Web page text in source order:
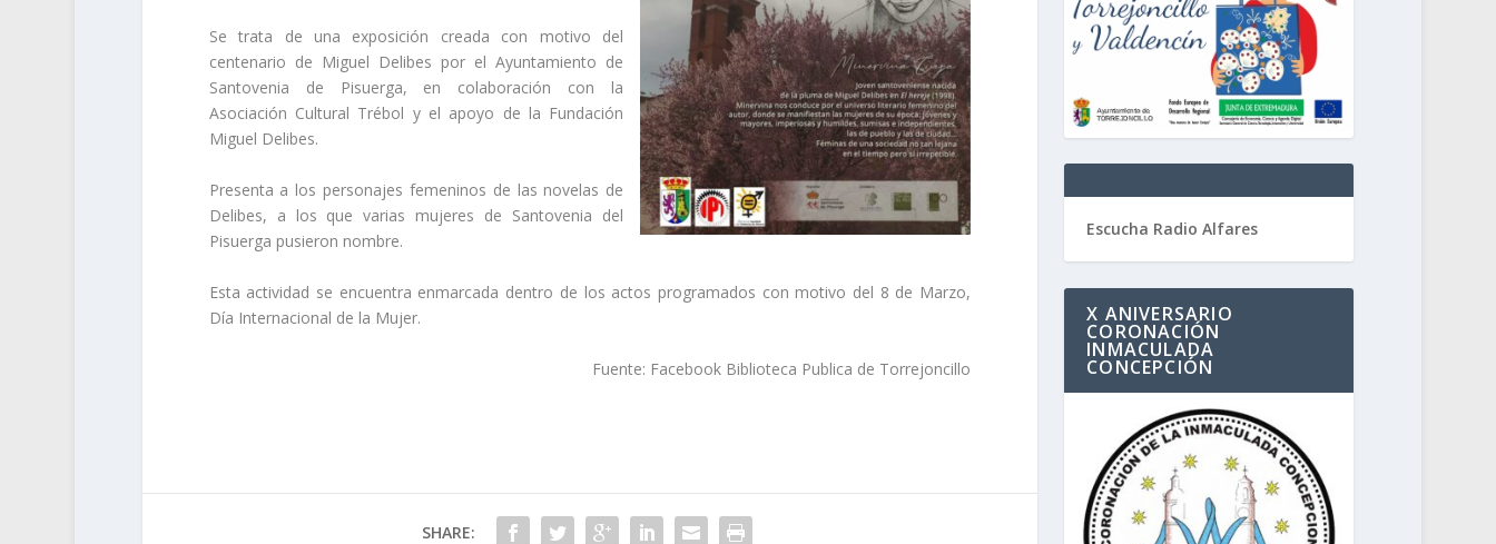
Se trata de una exposición creada con motivo del
centenario de Miguel Delibes por el Ayuntamiento de
Santovenia de Pisuerga, en colaboración con la
Asociación Cultural Trébol y el apoyo de la Fundación
Miguel Delibes.
Presenta a los personajes femeninos de las novelas de
Delibes, a los que varias mujeres de Santovenia del
Pisuerga pusieron nombre.
Esta actividad se encuentra enmarcada dentro de los actos programados con motivo del 8 de Marzo,
Día Internacional de la Mujer.
Fuente: Facebook Biblioteca Publica de Torrejoncillo
SHARE:
Escucha Radio Alfares
X ANIVERSARIO
CORONACIÓN
INMACULADA
CONCEPCIÓN